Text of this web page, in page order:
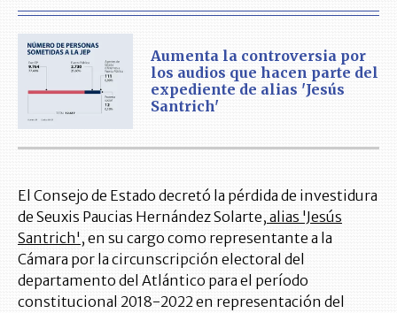
Aumenta la controversia por
los audios que hacen parte del
expediente de alias 'Jesús
Santrich'
El Consejo de Estado decretó la pérdida de investidura
de Seuxis Paucias Hernández Solarte, alias 'Jesús
Santrich', en su cargo como representante a la
Cámara por la circunscripción electoral del
departamento del Atlántico para el período
constitucional 2018-2022 en representación del